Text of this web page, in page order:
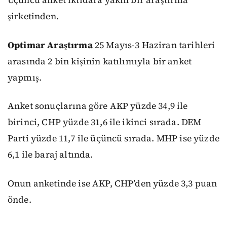
şirketinden.
Optimar Araştırma25 Mayıs-3 Haziran tarihleri
arasında 2 bin kişinin katılımıyla bir anket
yapmış.
Anket sonuçlarına göre AKP yüzde 34,9 ile
birinci, CHP yüzde 31,6 ile ikinci sırada. DEM
Parti yüzde 11,7 ile üçüncü sırada. MHP ise yüzde
6,1 ile baraj altında.
Onun anketinde ise AKP, CHP’den yüzde 3,3 puan
önde.